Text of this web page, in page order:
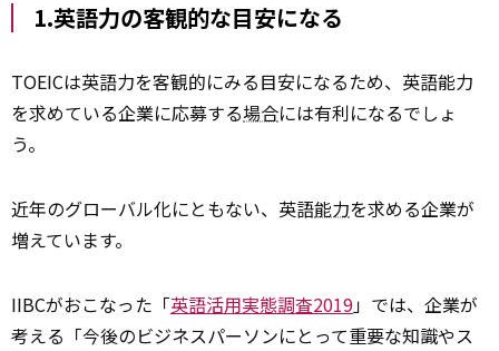
1.英語力の客観的な目安になる
TOEICは英語力を客観的にみる目安になるため、英語能力
を求めている企業に応募する場合には有利になるでしょ
う。
近年のグローバル化にともない、英語能力を求める企業が
増えています。
IIBCがおこなった「英語活用実態調査2019」では、企業が
考える「今後のビジネスパーソンにとって重要な知識やス